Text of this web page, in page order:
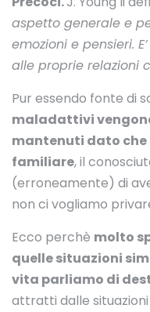
aspetto generale e
emozioni e pensieri.
alle proprie relazioni
Pur essendo fonte di
maladattivi
mantenuti dato che
familiare, il
(erroneamente) di
non ci vogliamo
Ecco perchè molto
quelle situazioni
vita parliamo di
attratti dalle